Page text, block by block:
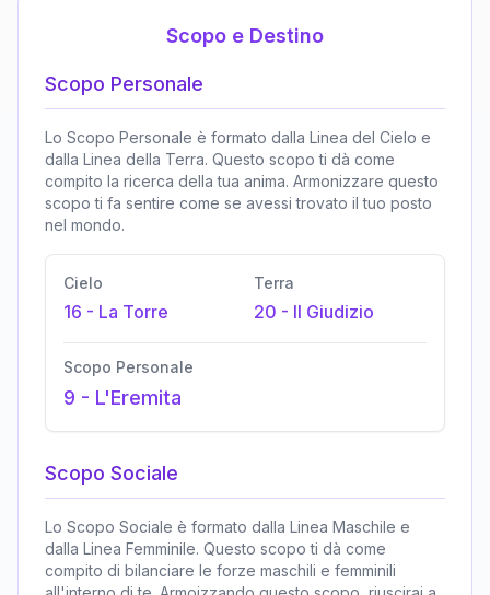
Scopo e Destino
Scopo Personale
Lo Scopo Personale è formato dalla Linea del Cielo e
dalla Linea della Terra. Questo scopo ti dà come
compito la ricerca della tua anima. Armonizzare questo
scopo ti fa sentire come se avessi trovato il tuo posto
nel mondo.
Cielo
16 - La Torre
Terra
20 - Il Giudizio
Scopo Personale
9 - L'Eremita
Scopo Sociale
Lo Scopo Sociale è formato dalla Linea Maschile e
dalla Linea Femminile. Questo scopo ti dà come
compito di bilanciare le forze maschili e femminili